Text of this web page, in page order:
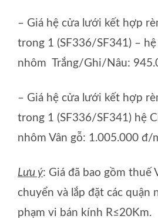
– Giá hệ cửa lưới kết hợp
trong 1 (SF336/SF341) –
nhôm Trắng/Ghi/Nâu:
– Giá hệ cửa lưới kết hợp
trong 1 (SF336/SF341) hệ
nhôm Vân gỗ: 1.005.000 đ/
Lưu ý: Giá đã bao gồm thuế
chuyển và lắp đặt các quận
phạm vi bán kính R≤20Km.